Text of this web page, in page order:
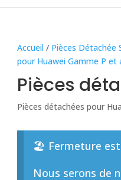
Accueil / Pièces Détachée
pour Huawei Gamme P et
Pièces
Pièces détachées pour
🏖️ Fermeture
Nous serons de